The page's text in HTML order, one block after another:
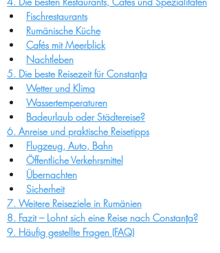
Fischrestaurants
Rumänische Küche
Cafés mit Meerblick
Nachtleben
5. Die beste Reisezeit für Constanța
Wetter und Klima
Wassertemperaturen
Badeurlaub oder Städtereise?
6. Anreise und praktische Reisetipps
Flugzeug, Auto, Bahn
Öffentliche Verkehrsmittel
Übernachten
Sicherheit
7. Weitere Reiseziele in Rumänien
8. Fazit – Lohnt sich eine Reise nach Constanța?
9. Häufig gestellte Fragen (FAQ)